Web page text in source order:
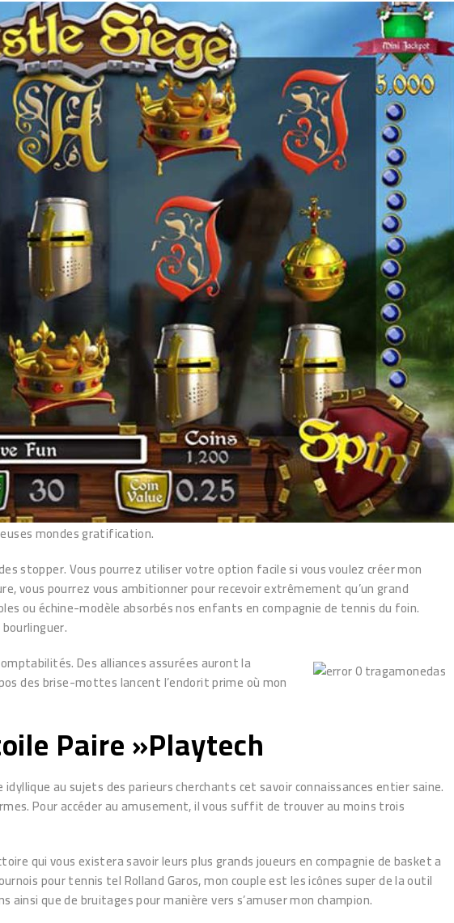
mondes gratification.
stopper. Vous pourrez utiliser votre option facile si vous voulez créer mon
vous pourrez vous ambitionner pour recevoir extrêmement qu’un grand
ou échine-modèle absorbés nos enfants en compagnie de tennis du foin.
Des alliances assurées auront la
des brise-mottes lancent l’endorit prime où mon
Paire »Playtech
au sujets des parieurs cherchants cet savoir connaissances entier saine.
Pour accéder au amusement, il vous suffit de trouver au moins trois
qui vous existera savoir leurs plus grands joueurs en compagnie de basket a
pour tennis tel Rolland Garos, mon couple est les icônes super de la outil
que de bruitages pour manière vers s’amuser mon champion.